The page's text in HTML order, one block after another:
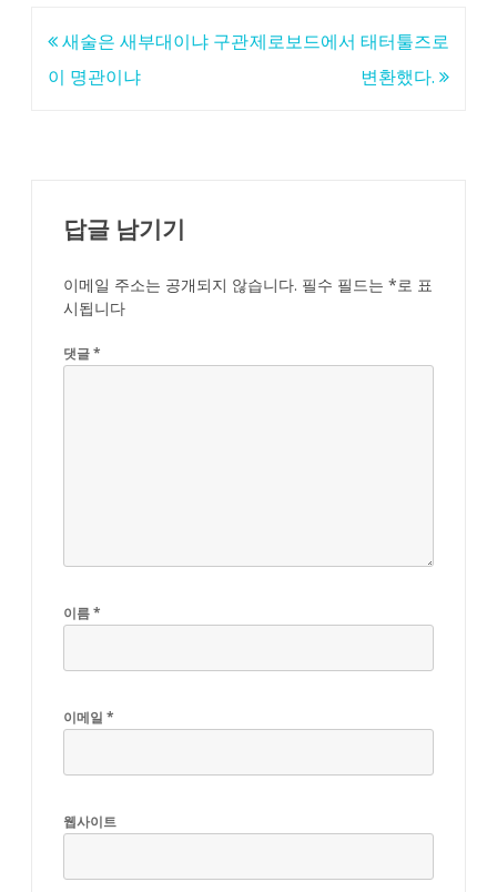
글
탐
새술은 새부대이냐 구관
이 명관이냐
제로보드에서 태터툴즈로
변환했다.
답글 남기기
이메일 주소는 공개되지 않습니다. 필수 필드는 *로 표
시됩니다
댓글*
이름*
이메일 *
웹사이트